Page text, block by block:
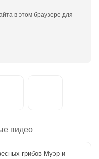
в этом браузере для
видео
грибов Муэр и